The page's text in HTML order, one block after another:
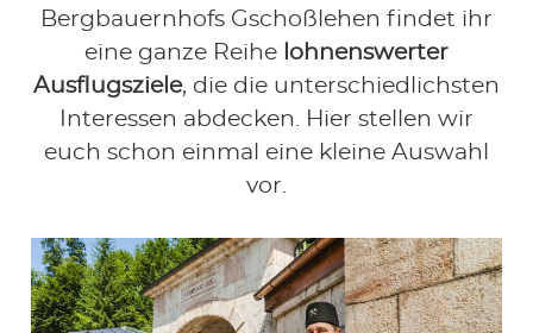
Bergbauernhofs Gschoßlehen findet ihr
eine ganze Reihe lohnenswerter
Ausflugsziele, die die unterschiedlichsten
Interessen abdecken. Hier stellen wir
euch schon einmal eine kleine Auswahl
vor.